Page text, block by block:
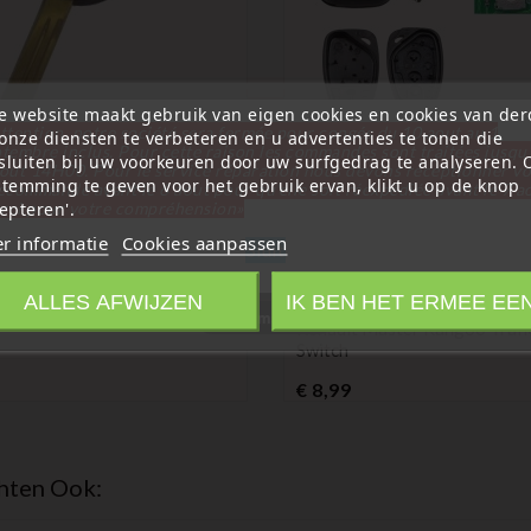
met
Sleutelhangerbehuizing
Juke En Micra
Prijs
Renault
Afstandsbediening
Renault Master Kangoo
Switch
€ 8,99Prijs
Ook:
website maakt gebruik van eigen cookies en cookies van
diensten te verbeteren en u advertenties te tonen die
bij uw voorkeuren door uw surfgedrag te analyseren.
te geven voor het gebruik ervan, klikt u op de knop
informatie Cookies aanpassen
ALLES AFWIJZEN IK BEN HET ERMEE
notre société sera fermée pour congés du 10 aout au 1
inclus. Pour cette raison les commandes sont traitées
14H00. Pour le service réparation nous devons réceptionner
avant le 6 aout pour qu'elle soit réexpédiée avant le 7
pour votre compréhension»
Sluit
Information